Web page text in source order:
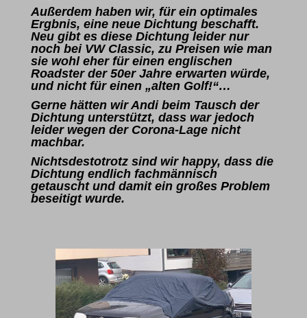
Außerdem haben wir, für ein optimales
Ergbnis, eine neue Dichtung beschafft.
Neu gibt es diese Dichtung leider nur
noch bei VW Classic, zu Preisen wie man
sie wohl eher für einen englischen
Roadster der 50er Jahre erwarten würde,
und nicht für einen „alten Golf!“…
Gerne hätten wir Andi beim Tausch der
Dichtung unterstützt, dass war jedoch
leider wegen der Corona-Lage nicht
machbar.
Nichtsdestotrotz sind wir happy, dass die
Dichtung endlich fachmännisch
getauscht und damit ein großes Problem
beseitigt wurde.